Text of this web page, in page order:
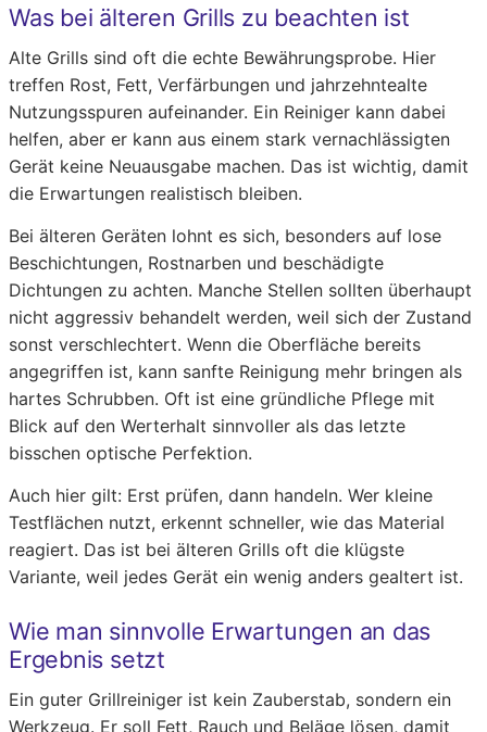
Was bei älteren Grills zu beachten ist
Alte Grills sind oft die echte Bewährungsprobe. Hier
treffen Rost, Fett, Verfärbungen und jahrzehntealte
Nutzungsspuren aufeinander. Ein Reiniger kann dabei
helfen, aber er kann aus einem stark vernachlässigten
Gerät keine Neuausgabe machen. Das ist wichtig, damit
die Erwartungen realistisch bleiben.
Bei älteren Geräten lohnt es sich, besonders auf lose
Beschichtungen, Rostnarben und beschädigte
Dichtungen zu achten. Manche Stellen sollten überhaupt
nicht aggressiv behandelt werden, weil sich der Zustand
sonst verschlechtert. Wenn die Oberfläche bereits
angegriffen ist, kann sanfte Reinigung mehr bringen als
hartes Schrubben. Oft ist eine gründliche Pflege mit
Blick auf den Werterhalt sinnvoller als das letzte
bisschen optische Perfektion.
Auch hier gilt: Erst prüfen, dann handeln. Wer kleine
Testflächen nutzt, erkennt schneller, wie das Material
reagiert. Das ist bei älteren Grills oft die klügste
Variante, weil jedes Gerät ein wenig anders gealtert ist.
Wie man sinnvolle Erwartungen an das
Ergebnis setzt
Ein guter Grillreiniger ist kein Zauberstab, sondern ein
Werkzeug. Er soll Fett, Rauch und Beläge lösen, damit